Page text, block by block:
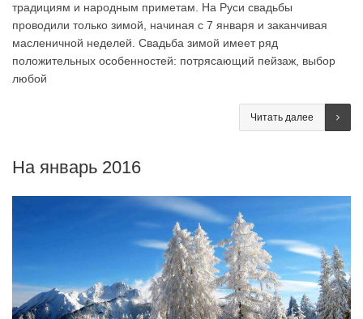
традициям и народным приметам. На Руси свадьбы
проводили только зимой, начиная с 7 января и заканчивая
масленичной неделей. Свадьба зимой имеет ряд
положительных особенностей: потрясающий пейзаж, выбор
любой
Читать далее
На январь 2016